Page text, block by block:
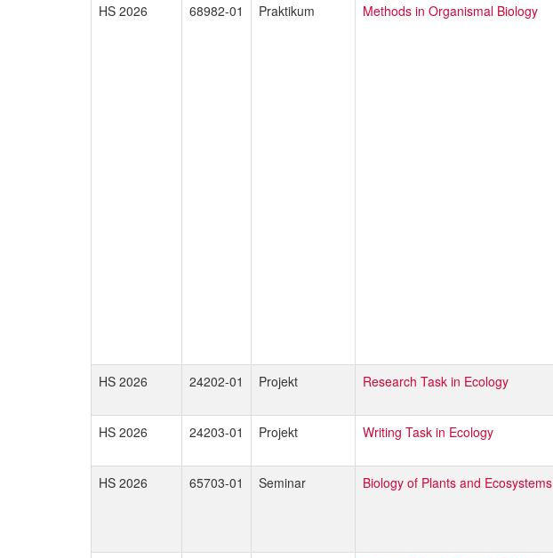
HS 2026
68982-01 Praktikum Methods in Organismal Biology
HS 2026 24202-01 Projekt Research Task in Ecology
HS 2026 24203-01 Projekt Writing Task in Ecology
HS 2026 65703-01 Seminar Biology of Plants and Ecosystems